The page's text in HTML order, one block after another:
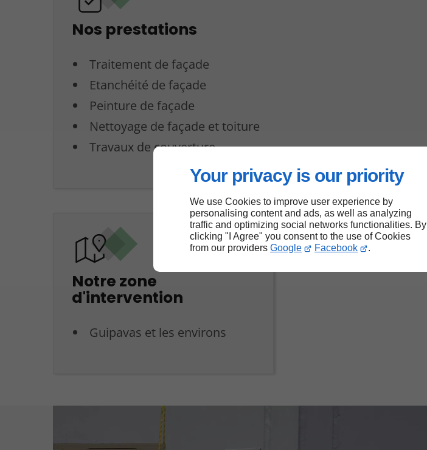
Your privacy is our priority
We use Cookies to improve user experience by
personalising content and ads, as well as analyzing
traffic and optimizing social networks functionalities. By
clicking "I Agree" you consent to the use of Cookies
from our providers Google Facebook .
Nos prestations
Traitement de façade
Etanchéité de façade
Peinture de façade
Nettoyage de façade et toiture
Travaux de couverture
Notre zone
d'intervention
Guipavas et les environs